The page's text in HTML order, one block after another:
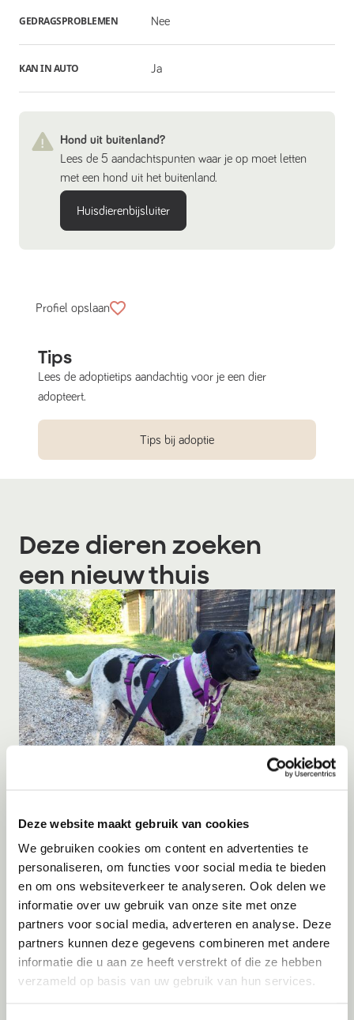
Deze website maakt gebruik van cookies
We gebruiken cookies om content en advertenties te
personaliseren, om functies voor social media te bieden
en om ons websiteverkeer te analyseren. Ook delen we
informatie over uw gebruik van onze site met onze
partners voor social media, adverteren en analyse. Deze
partners kunnen deze gegevens combineren met andere
informatie die u aan ze heeft verstrekt of die ze hebben
verzameld op basis van uw gebruik van hun services.
GEDRAGSPROBLEMEN Nee
KAN IN AUTO Ja
Hond uit buitenland?
Lees de 5 aandachtspunten waar je op moet letten
met een hond uit het buitenland.
Huisdierenbijsluiter
Profiel opslaan
Tips
Lees de adoptietips aandachtig voor je een dier
adopteert.
Tips bij adoptie
Deze dieren zoeken
een nieuw thuis
Jeanelle